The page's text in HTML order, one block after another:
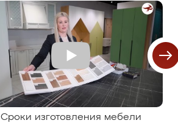
Сроки изготовления мебели